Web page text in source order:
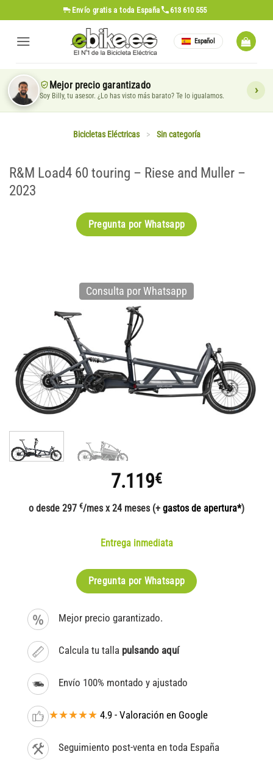
al
contenido
Envío gratis a toda España 613 610 555
Español
Mejor precio garantizado
Soy Billy, tu asesor. ¿Lo has visto más barato? Te lo igualamos.
Bicicletas Eléctricas > Sin categoría
R&M Load4 60 touring – Riese and Muller –
2023
Pregunta por Whatsapp
Consulta por Whatsapp
7.119€
o desde 297 €/mes x 24 meses (+ gastos de apertura*)
Entrega inmediata
Pregunta por Whatsapp
Mejor precio garantizado.
Calcula tu talla pulsando aquí
Envío 100% montado y ajustado
★★★★★ 4.9 - Valoración en Google
Seguimiento post-venta en toda España